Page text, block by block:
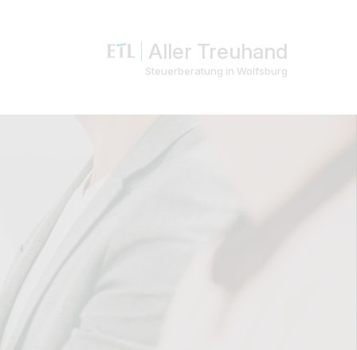
Aller Treuhand
Steuerberatung in Wolfsburg